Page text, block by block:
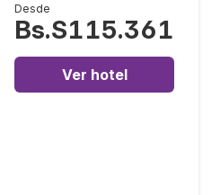
Desde
Bs.S115.361
Ver hotel